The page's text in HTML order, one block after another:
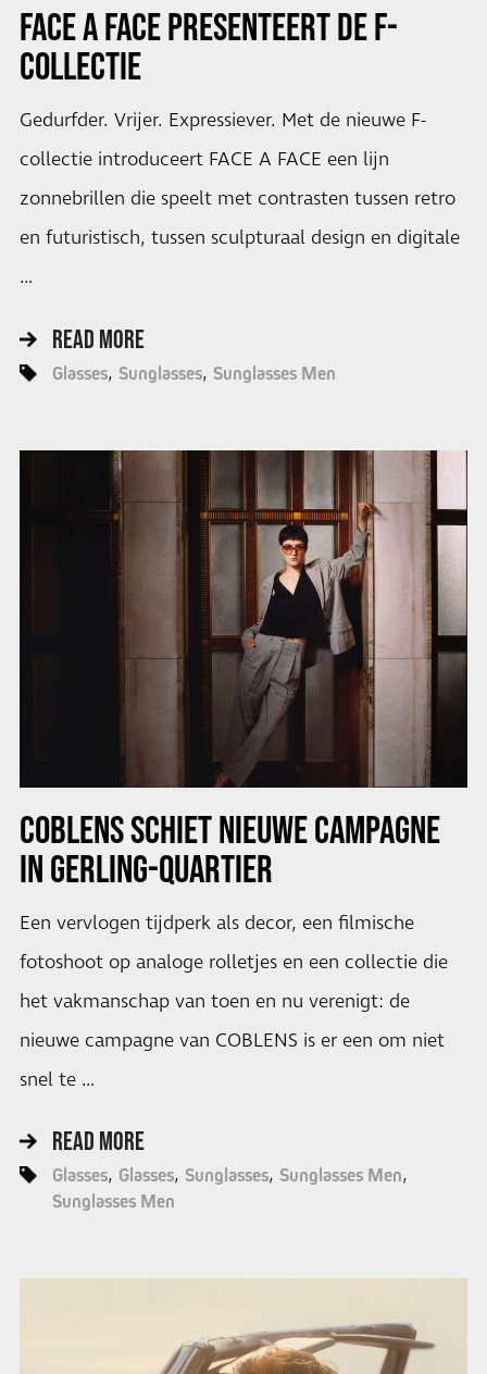
FACE A FACE PRESENTEERT DE F-
COLLECTIE
Gedurfder. Vrijer. Expressiever. Met de nieuwe F-
collectie introduceert FACE A FACE een lijn
zonnebrillen die speelt met contrasten tussen retro
en futuristisch, tussen sculpturaal design en digitale
…
READ MORE
Glasses Sunglasses Sunglasses Men
COBLENS SCHIET NIEUWE CAMPAGNE
IN GERLING-QUARTIER
Een vervlogen tijdperk als decor, een filmische
fotoshoot op analoge rolletjes en een collectie die
het vakmanschap van toen en nu verenigt: de
nieuwe campagne van COBLENS is er een om niet
snel te …
READ MORE
Glasses Glasses Sunglasses Sunglasses Men
Sunglasses Men